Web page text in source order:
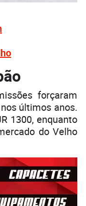
forçaram
últimos anos.
1300, enquanto
do Velho